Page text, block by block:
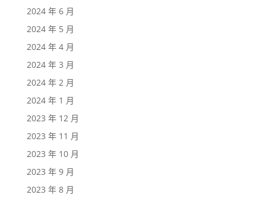
2024 年 6 月
2024 年 5 月
2024 年 4 月
2024 年 3 月
2024 年 2 月
2024 年 1 月
2023 年 12 月
2023 年 11 月
2023 年 10 月
2023 年 9 月
2023 年 8 月